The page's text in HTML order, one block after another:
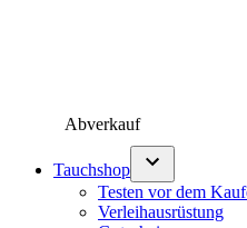
Abverkauf
Tauchshop
Testen vor dem
Verleihausrüstung